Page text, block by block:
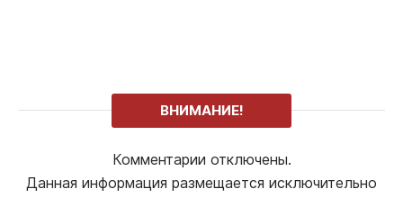
ВНИМАНИЕ!
Комментарии отключены.
Данная информация размещается исключительно